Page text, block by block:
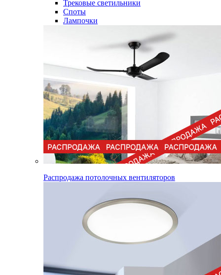
Трековые светильники
Споты
Лампочки
Распродажа потолочных вентиляторов